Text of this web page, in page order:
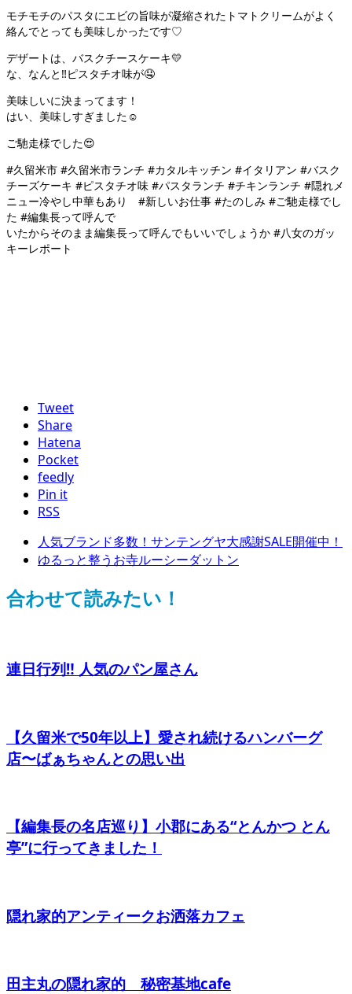
モチモチのパスタにエビの旨味が凝縮されたトマトクリームがよく
絡んでとっても美味しかったです♡
デザートは、バスクチースケーキ💛
な、なんと‼︎ピスタチオ味が🤤
美味しいに決まってます！
はい、美味しすぎました☺️
ご馳走様でした😍
#久留米市 #久留米市ランチ #カタルキッチン #イタリアン #バスク
チーズケーキ #ピスタチオ味 #パスタランチ #チキンランチ #隠れメ
ニュー冷やし中華もあり #新しいお仕事 #たのしみ #ご馳走様でし
た #編集長って呼んで
いたからそのまま編集長って呼んでもいいでしょうか #八女のガッ
キーレポート
Tweet
Share
Hatena
Pocket
feedly
Pin it
RSS
人気ブランド多数！サンテングヤ大感謝SALE開催中！
ゆるっと整うお寺ルーシーダットン
合わせて読みたい！
連日行列‼︎ 人気のパン屋さん
【久留米で50年以上】愛され続けるハンバーグ
店〜ばぁちゃんとの思い出
【編集長の名店巡り】小郡にある“とんかつ とん
亭”に行ってきました！
隠れ家的アンティークお洒落カフェ
田主丸の隠れ家的 秘密基地cafe